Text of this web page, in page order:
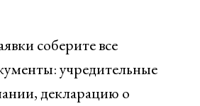
соберите все
учредительные
декларацию о